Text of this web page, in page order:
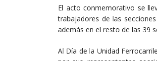
El acto conmemorativo se
trabajadores de las
además en el resto de las 39
Al Día de la Unidad